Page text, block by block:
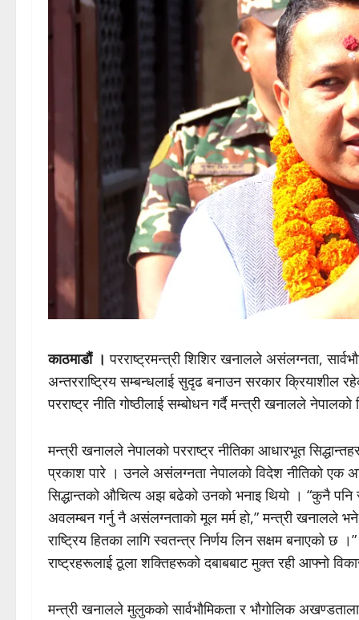
काठमाडौं । परराष्ट्रमन्त्री शिशिर खनालले असंलग्नता,
अन्तरराष्ट्रिय सम्बन्धलाई सुदृढ बनाउन सरकार क्रियाशील
परराष्ट्र नीति गोष्ठीलाई सम्बोधन गर्दै मन्त्री खनालले
मन्त्री खनालले नेपालको परराष्ट्र नीतिका आधारभूत
प्रकाश पारे । उनले असंलग्नता नेपालको विदेश नीतिको एक
सिद्धान्तको औचित्य अझ बढेको उनको भनाइ थियो । “कुनै
अवलम्बन गर्नु नै असंलग्नताको मूल मर्म हो,” मन्त्री खनालले
राष्ट्रिय हितका लागि स्वतन्त्र निर्णय लिन सक्षम बनाएको
राष्ट्रहरूलाई ठूला शक्तिहरूको दबाबबाट मुक्त रही आफ्नो
मन्त्री खनालले मुलुकको सार्वभौमिकता र भौगोलिक